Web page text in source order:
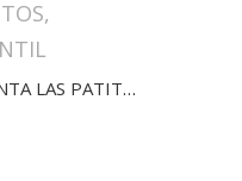
,
A CONTAR 1.2.3 LEVANTA LAS PATITAS